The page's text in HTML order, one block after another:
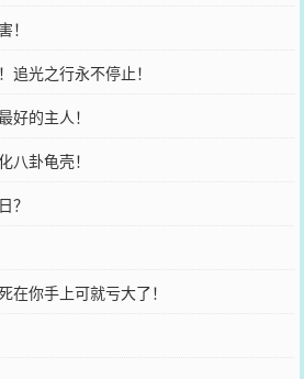
！
追光之行永不停止！
好的主人！
八卦龟壳！
？
在你手上可就亏大了！